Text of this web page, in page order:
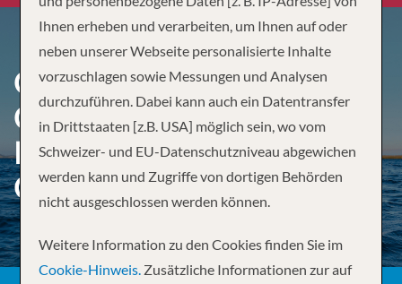
GALÁPAGOS BY
CATAMARAN, MACHU
PICCHU AND PERUS LAND
OF THE INCA
Ihnen erheben und verarbeiten, um Ihnen auf oder
neben unserer Webseite personalisierte Inhalte
vorzuschlagen sowie Messungen und Analysen
durchzuführen. Dabei kann auch ein Datentransfer
in Drittstaaten [z.B. USA] möglich sein, wo vom
Schweizer- und EU-Datenschutzniveau abgewichen
werden kann und Zugriffe von dortigen Behörden
nicht ausgeschlossen werden können.
Weitere Information zu den Cookies finden Sie im
Cookie-Hinweis. Zusätzliche Informationen zur auf